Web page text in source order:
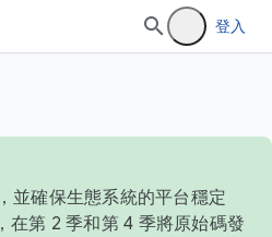
登入
並確保生態系統的平台穩定
在第 2 季和第 4 季將原始碼發